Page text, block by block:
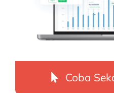
Akuntansi
Akuntansi
Selain akuntansi
manajemen yangCoba